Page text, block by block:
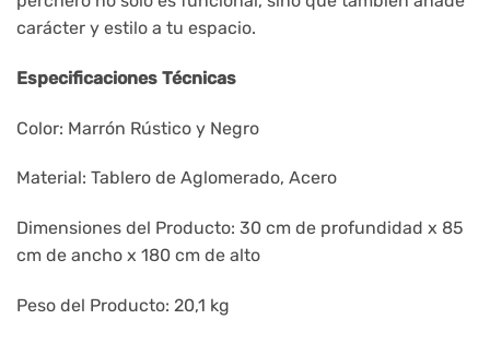
carácter y estilo a tu espacio.
Especificaciones Técnicas
Color: Marrón Rústico y Negro
Material: Tablero de Aglomerado, Acero
Dimensiones del Producto: 30 cm de profundidad x 85
cm de ancho x 180 cm de alto
Peso del Producto: 20,1 kg